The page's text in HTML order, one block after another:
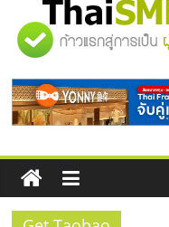
ไชส์ ครั้ง
ร้านเครื่
บริษัท
วิธีเลือก
โจทย์ธุร
"ศูนย์
รวม
ข้อมูล
ธุรกิจ